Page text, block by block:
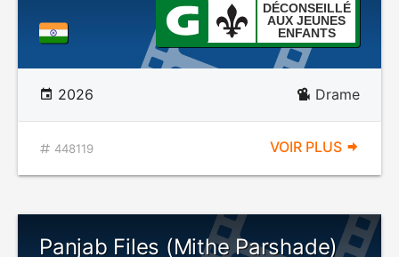
DÉCONSEILLÉ
AUX JEUNES
ENFANTS
2026 Drame
448119 VOIR PLUS
Panjab Files (Mithe Parshade)